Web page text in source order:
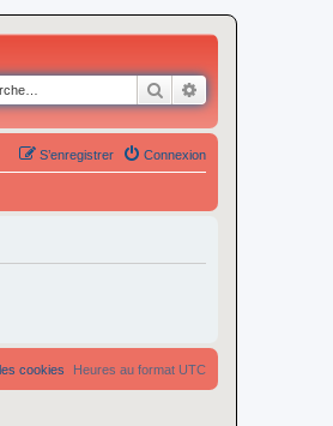
Rechercher
Connexion
S’enregistrer
Heures au format UTC
cookies